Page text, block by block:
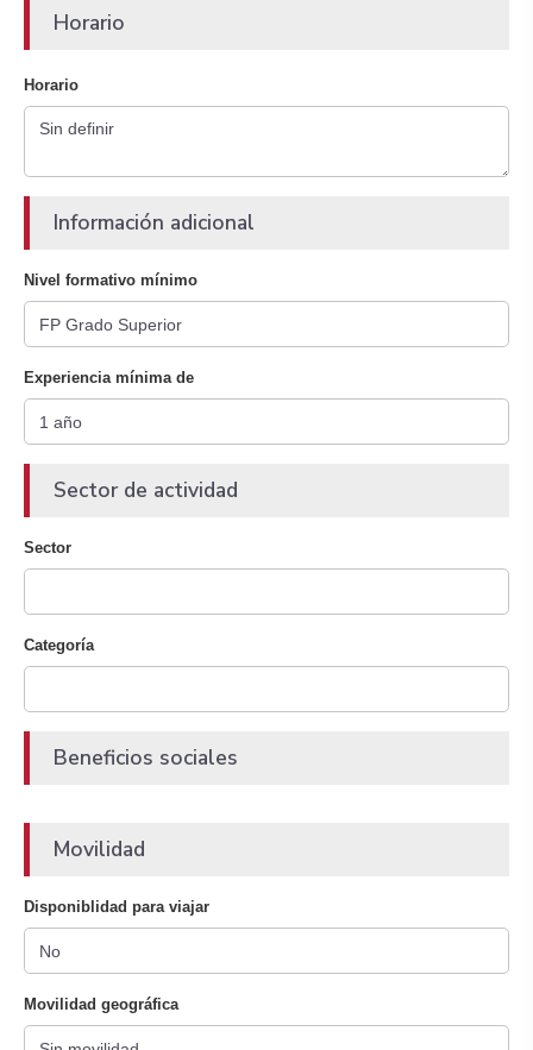
Horario
Horario
Información adicional
Nivel formativo mínimo
Experiencia mínima de
Sector de actividad
Sector
Categoría
Beneficios sociales
Movilidad
Disponiblidad para viajar
Movilidad geográfica